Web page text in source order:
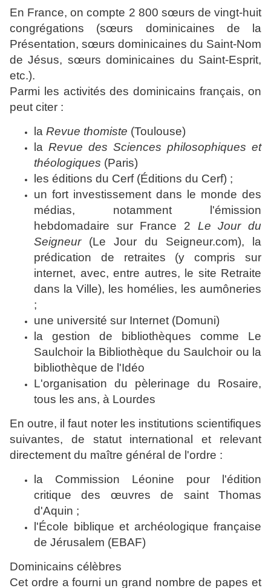
En France, on compte 2 800 sœurs de vingt-huit
congrégations (sœurs dominicaines de la
Présentation, sœurs dominicaines du Saint-Nom
de Jésus, sœurs dominicaines du Saint-Esprit,
etc.).
Parmi les activités des dominicains français, on
peut citer :
la Revue thomiste (Toulouse)
la Revue des Sciences philosophiques et
théologiques (Paris)
les éditions du Cerf (Éditions du Cerf) ;
un fort investissement dans le monde des
médias, notamment l'émission
hebdomadaire sur France 2 Le Jour du
Seigneur(Le Jour du Seigneur.com), la
prédication de retraites (y compris sur
internet, avec, entre autres, le site Retraite
dans la Ville), les homélies, les aumôneries
;
une université sur Internet (Domuni)
la gestion de bibliothèques comme Le
Saulchoir la Bibliothèque du Saulchoir ou la
bibliothèque de l'Idéo
L'organisation du pèlerinage du Rosaire,
tous les ans, à Lourdes
En outre, il faut noter les institutions scientifiques
suivantes, de statut international et relevant
directement du maître général de l'ordre :
la Commission Léonine pour l'édition
critique des œuvres de saint Thomas
d'Aquin ;
l'École biblique et archéologique française
de Jérusalem (EBAF)
Dominicains célèbres
Cet ordre a fourni un grand nombre de papes et